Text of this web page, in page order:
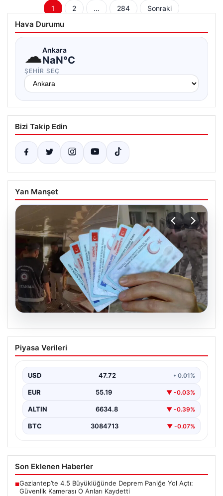
Yazı
sayfalaması
1 2 … 284 Sonraki
Hava Durumu
☁Ankara
NaN°C
ŞEHIR SEÇ
Bizi Takip Edin
Yan Manşet
08.08.2026
Onlarca vatandaşlık iptal edilecek! İki iş
insanı tutuklandı, gayrimenkuller ve
Piyasa Verileri
USD 47.72 • 0.01%
EUR 55.19 ▼ -0.03%
ALTIN 6634.8 ▼ -0.39%
BTC 3084713 ▼ -0.07%
Son Eklenen Haberler
■Gaziantep’te 4.5 Büyüklüğünde Deprem Paniğe Yol Açtı:
Güvenlik Kamerası O Anları Kaydetti